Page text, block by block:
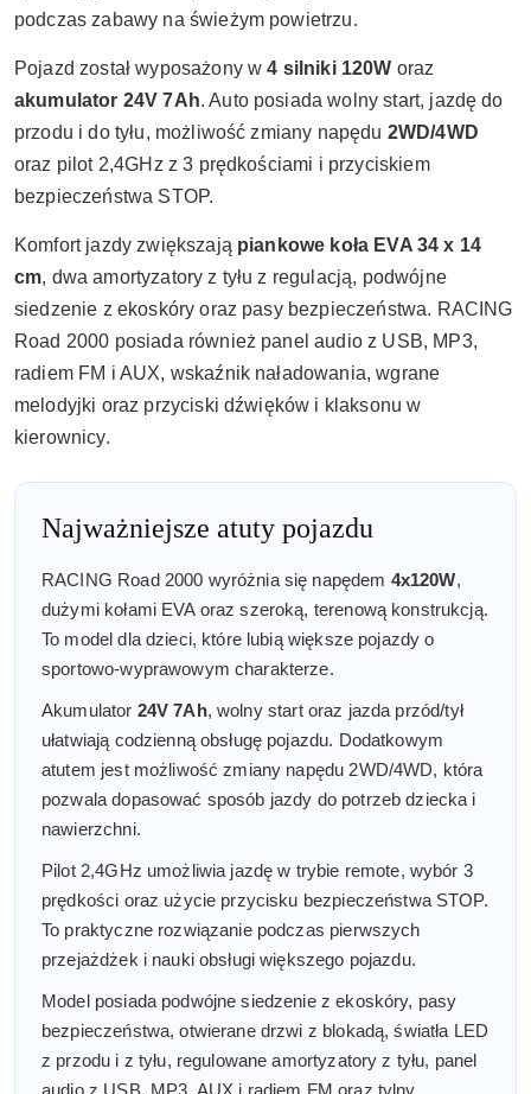
podczas zabawy na świeżym powietrzu.
Pojazd został wyposażony w4 silniki 120W oraz
akumulator 24V 7Ah. Auto posiada wolny start, jazdę do
przodu i do tyłu, możliwość zmiany napędu 2WD/4WD
oraz pilot 2,4GHz z 3 prędkościami i przyciskiem
bezpieczeństwa STOP.
Komfort jazdy zwiększają piankowe koła EVA 34 x 14
cm, dwa amortyzatory z tyłu z regulacją, podwójne
siedzenie z ekoskóry oraz pasy bezpieczeństwa. RACING
Road 2000 posiada również panel audio z USB, MP3,
radiem FM i AUX, wskaźnik naładowania, wgrane
melodyjki oraz przyciski dźwięków i klaksonu w
kierownicy.
Najważniejsze atuty pojazdu
RACING Road 2000 wyróżnia się napędem 4x120W,
dużymi kołami EVA oraz szeroką, terenową konstrukcją.
To model dla dzieci, które lubią większe pojazdy o
sportowo-wyprawowym charakterze.
Akumulator 24V 7Ah, wolny start oraz jazda przód/tył
ułatwiają codzienną obsługę pojazdu. Dodatkowym
atutem jest możliwość zmiany napędu 2WD/4WD, która
pozwala dopasować sposób jazdy do potrzeb dziecka i
nawierzchni.
Pilot 2,4GHz umożliwia jazdę w trybie remote, wybór 3
prędkości oraz użycie przycisku bezpieczeństwa STOP.
To praktyczne rozwiązanie podczas pierwszych
przejażdżek i nauki obsługi większego pojazdu.
Model posiada podwójne siedzenie z ekoskóry, pasy
bezpieczeństwa, otwierane drzwi z blokadą, światła LED
z przodu i z tyłu, regulowane amortyzatory z tyłu, panel
audio z USB, MP3, AUX i radiem FM oraz tylny